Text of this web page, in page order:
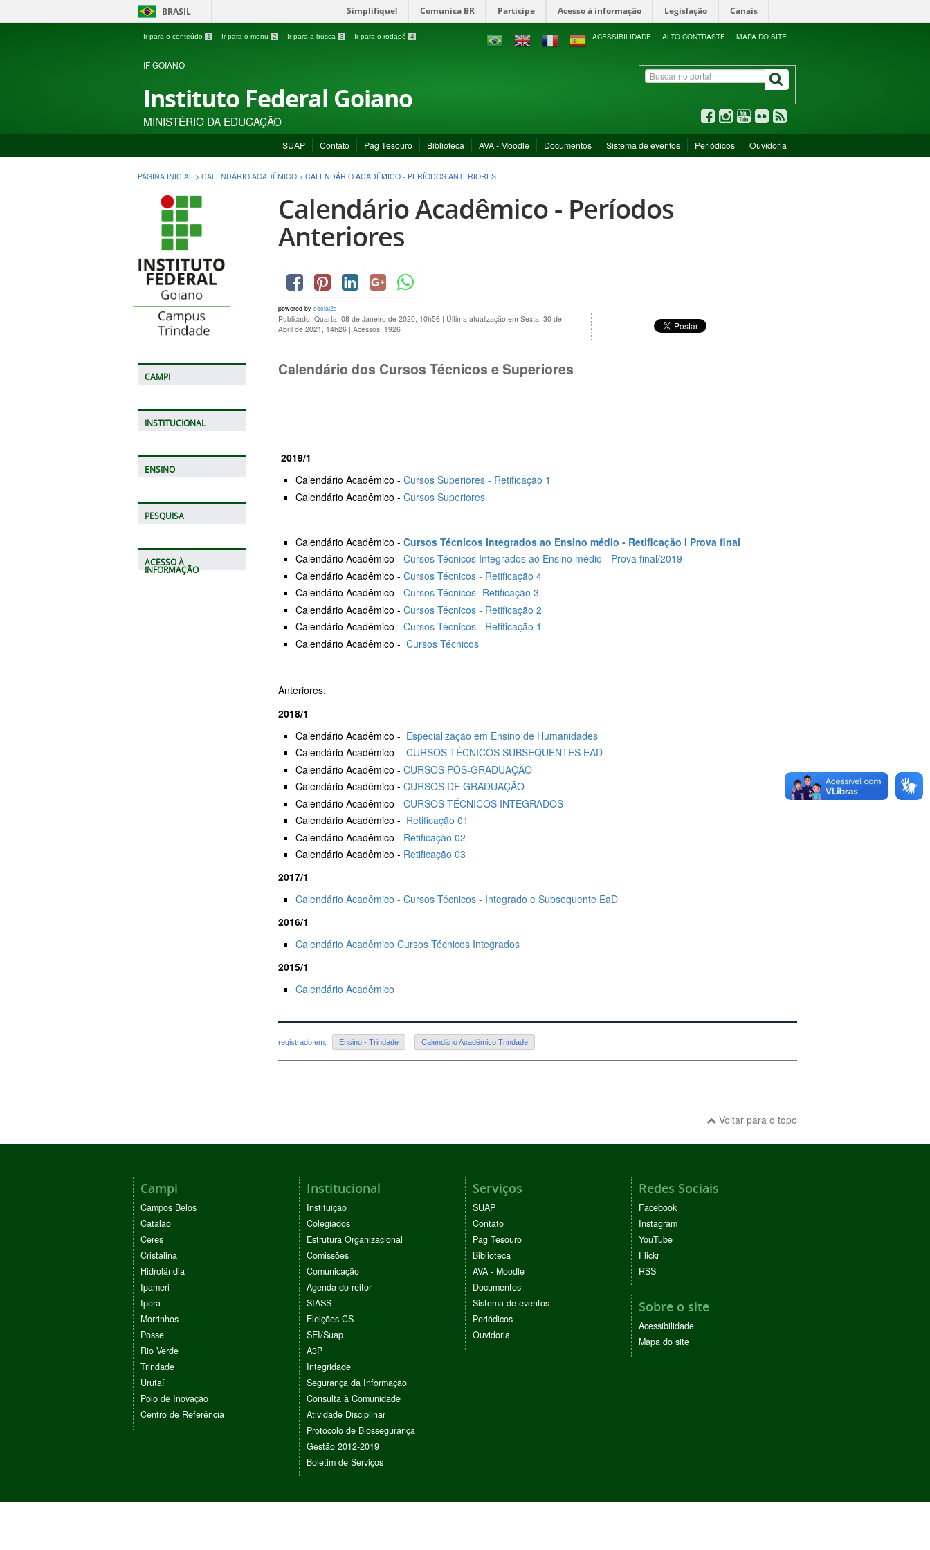
BRASIL Simplifique! Comunica BR Participe Acesso à informação Legislação Canais
Ir para o conteúdo 1 Ir para o menu 2 Ir para a busca 3 Ir para o rodapé 4 ACESSIBILIDADE ALTO CONTRASTE MAPA DO SITE
IF GOIANO
Instituto Federal Goiano
MINISTÉRIO DA EDUCAÇÃO
SUAP Contato Pag Tesouro Biblioteca AVA - Moodle Documentos Sistema de eventos Periódicos Ouvidoria
PÁGINA INICIAL > CALENDÁRIO ACADÊMICO > CALENDÁRIO ACADÊMICO - PERÍODOS ANTERIORES
CAMPI
INSTITUCIONAL
ENSINO
PESQUISA
ACESSO À
INFORMAÇÃO
Calendário Acadêmico - Períodos
Anteriores
powered by social2s
Publicado: Quarta, 08 de Janeiro de 2020, 10h56 | Última atualização em Sexta, 30 de
Abril de 2021, 14h26 | Acessos: 1926
Calendário dos Cursos Técnicos e Superiores
2019/1
Calendário Acadêmico - Cursos Superiores - Retificação 1
Calendário Acadêmico - Cursos Superiores
Calendário Acadêmico - Cursos Técnicos Integrados ao Ensino médio - Retificação I Prova final
Calendário Acadêmico - Cursos Técnicos Integrados ao Ensino médio - Prova final/2019
Calendário Acadêmico - Cursos Técnicos - Retificação 4
Calendário Acadêmico - Cursos Técnicos -Retificação 3
Calendário Acadêmico - Cursos Técnicos - Retificação 2
Calendário Acadêmico - Cursos Técnicos - Retificação 1
Calendário Acadêmico - Cursos Técnicos
Anteriores:
2018/1
Calendário Acadêmico - Especialização em Ensino de Humanidades
Calendário Acadêmico - CURSOS TÉCNICOS SUBSEQUENTES EAD
Calendário Acadêmico - CURSOS PÓS-GRADUAÇÃO
Calendário Acadêmico - CURSOS DE GRADUAÇÃO
Calendário Acadêmico - CURSOS TÉCNICOS INTEGRADOS
Calendário Acadêmico - Retificação 01
Calendário Acadêmico - Retificação 02
Calendário Acadêmico - Retificação 03
2017/1
Calendário Acadêmico - Cursos Técnicos - Integrado e Subsequente EaD
2016/1
Calendário Acadêmico Cursos Técnicos Integrados
2015/1
Calendário Acadêmico
registrado em: Ensino - Trindade Calendário Acadêmico Trindade
Voltar para o topo
Campi
Campos Belos
Catalão
Ceres
Cristalina
Hidrolândia
Ipameri
Iporá
Morrinhos
Posse
Rio Verde
Trindade
Urutaí
Polo de Inovação
Centro de Referência
Institucional
Instituição
Colegiados
Estrutura Organizacional
Comissões
Comunicação
Agenda do reitor
SIASS
Eleições CS
SEI/Suap
A3P
Integridade
Segurança da Informação
Consulta à Comunidade
Atividade Disciplinar
Protocolo de Biossegurança
Gestão 2012-2019
Boletim de Serviços
Serviços
SUAP
Contato
Pag Tesouro
Biblioteca
AVA - Moodle
Documentos
Sistema de eventos
Periódicos
Ouvidoria
Redes Sociais
Facebook
Instagram
YouTube
Flickr
RSS
Sobre o site
Acessibilidade
Mapa do site